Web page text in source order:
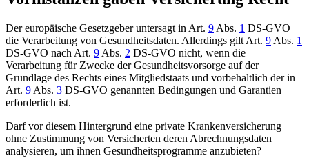
Der europäische Gesetzgeber untersagt in Art. 9 Abs. 1 DS-GVO
die Verarbeitung von Gesundheitsdaten. Allerdings gilt Art. 9 Abs. 1
DS-GVO nach Art. 9 Abs. 2 DS-GVO nicht, wenn die
Verarbeitung für Zwecke der Gesundheitsvorsorge auf der
Grundlage des Rechts eines Mitgliedstaats und vorbehaltlich der in
Art. 9 Abs. 3 DS-GVO genannten Bedingungen und Garantien
erforderlich ist.
Darf vor diesem Hintergrund eine private Krankenversicherung
ohne Zustimmung von Versicherten deren Abrechnungsdaten
analysieren, um ihnen Gesundheitsprogramme anzubieten?